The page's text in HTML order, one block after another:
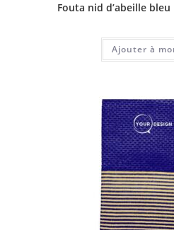
Fouta nid d’abeille
Ajouter à